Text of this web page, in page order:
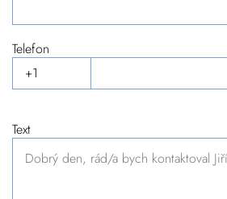
Telefon
Text